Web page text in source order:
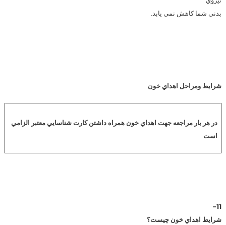
بدني شما كاهش نمي يابد.
شرايط ومراحل اهداي خون
در هر بار مراجعه جهت اهداي خون همراه داشتن كارت شناسايي معتبر الزامي
است
11-
شرايط اهداي خون چيست؟